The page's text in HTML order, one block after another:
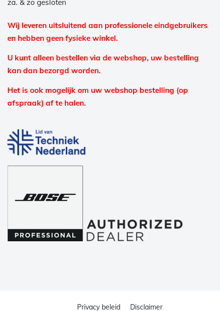
za. & zo gesloten
Wij leveren uitsluitend aan professionele eindgebruikers
en hebben geen fysieke winkel.
U kunt alleen bestellen via de webshop, uw bestelling
kan dan bezorgd worden.
Het is ook mogelijk om uw webshop bestelling (op
afspraak) af te halen.
Privacy beleid Disclaimer